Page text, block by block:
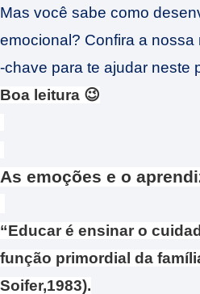
Mas você sabe como
emocional? Confira a
-chave para te ajudar neste
Boa leitura 😉
As emoções e o
“Educar é ensinar o
função primordial da
Soifer,1983).